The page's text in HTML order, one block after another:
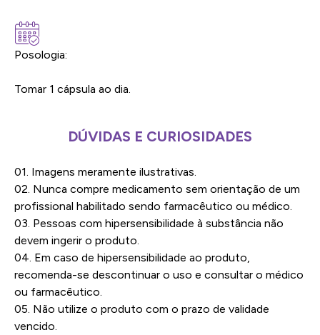
Posologia:
Tomar 1 cápsula ao dia.
DÚVIDAS E CURIOSIDADES
01. Imagens meramente ilustrativas.
02. Nunca compre medicamento sem orientação de um
profissional habilitado sendo farmacêutico ou médico.
03. Pessoas com hipersensibilidade à substância não
devem ingerir o produto.
04. Em caso de hipersensibilidade ao produto,
recomenda-se descontinuar o uso e consultar o médico
ou farmacêutico.
05. Não utilize o produto com o prazo de validade
vencido.